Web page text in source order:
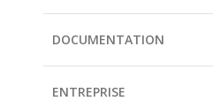
DOCUMENTATION
ENTREPRISE